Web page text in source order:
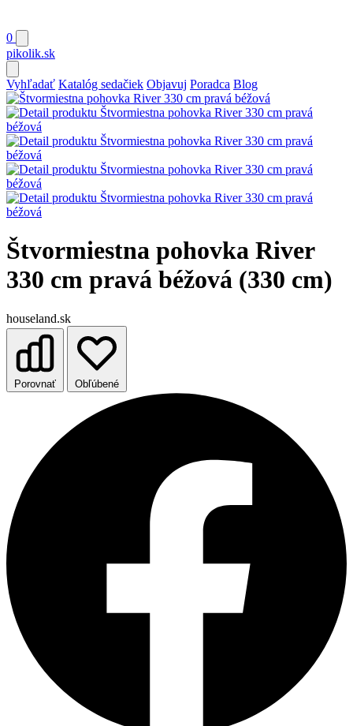
0
pikolik.sk
Vyhľadať Katalóg sedačiek Objavuj Poradca Blog
Štvormiestna pohovka River
330 cm pravá béžová (330 cm)
houseland.sk
Porovnať Obľúbené